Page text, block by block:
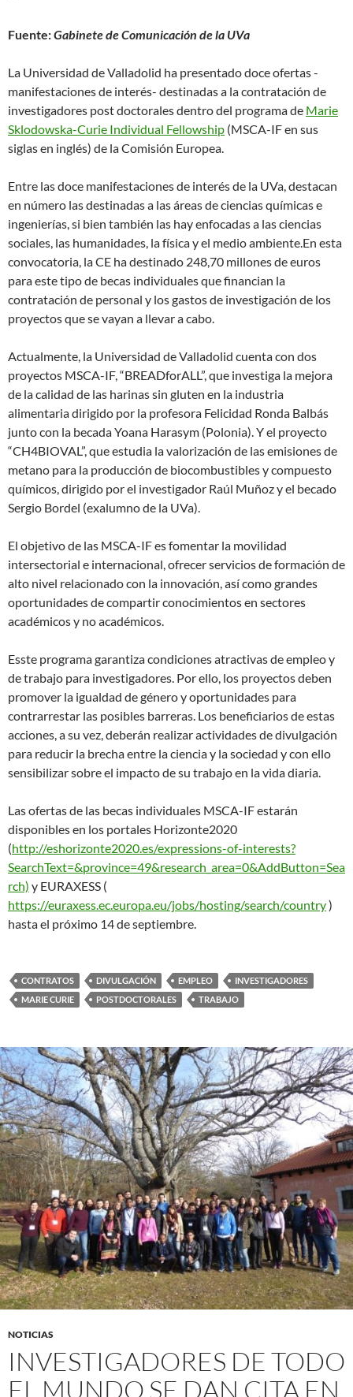
Fuente:Gabinete de Comunicación de la UVa
La Universidad de Valladolid ha presentado doce ofertas -
manifestaciones de interés- destinadas a la contratación de
investigadores post doctorales dentro del programa de Marie
Sklodowska-Curie Individual Fellowship (MSCA-IF en sus
siglas en inglés) de la Comisión Europea.
Entre las doce manifestaciones de interés de la UVa, destacan
en número las destinadas a las áreas de ciencias químicas e
ingenierías, si bien también las hay enfocadas a las ciencias
sociales, las humanidades, la física y el medio ambiente.En esta
convocatoria, la CE ha destinado 248,70 millones de euros
para este tipo de becas individuales que financian la
contratación de personal y los gastos de investigación de los
proyectos que se vayan a llevar a cabo.
Actualmente, la Universidad de Valladolid cuenta con dos
proyectos MSCA-IF, “BREADforALL”, que investiga la mejora
de la calidad de las harinas sin gluten en la industria
alimentaria dirigido por la profesora Felicidad Ronda Balbás
junto con la becada Yoana Harasym (Polonia). Y el proyecto
“CH4BIOVAL”, que estudia la valorización de las emisiones de
metano para la producción de biocombustibles y compuesto
químicos, dirigido por el investigador Raúl Muñoz y el becado
Sergio Bordel (exalumno de la UVa).
El objetivo de las MSCA-IF es fomentar la movilidad
intersectorial e internacional, ofrecer servicios de formación de
alto nivel relacionado con la innovación, así como grandes
oportunidades de compartir conocimientos en sectores
académicos y no académicos.
Esste programa garantiza condiciones atractivas de empleo y
de trabajo para investigadores. Por ello, los proyectos deben
promover la igualdad de género y oportunidades para
contrarrestar las posibles barreras. Los beneficiarios de estas
acciones, a su vez, deberán realizar actividades de divulgación
para reducir la brecha entre la ciencia y la sociedad y con ello
sensibilizar sobre el impacto de su trabajo en la vida diaria.
Las ofertas de las becas individuales MSCA-IF estarán
disponibles en los portales Horizonte2020
(http://eshorizonte2020.es/expressions-of-interests?
SearchText=&province=49&research_area=0&AddButton=Sea
rch) y EURAXESS (
https://euraxess.ec.europa.eu/jobs/hosting/search/country)
hasta el próximo 14 de septiembre.
CONTRATOS DIVULGACIÓN EMPLEO
INVESTIGADORES
MARIE CURIE
POSTDOCTORALES TRABAJO
NOTICIAS
INVESTIGADORES DE TODO
EL MUNDO SE DAN CITA EN